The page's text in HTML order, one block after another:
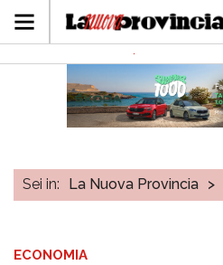
Sei in: La Nuova Provincia >
ECONOMIA